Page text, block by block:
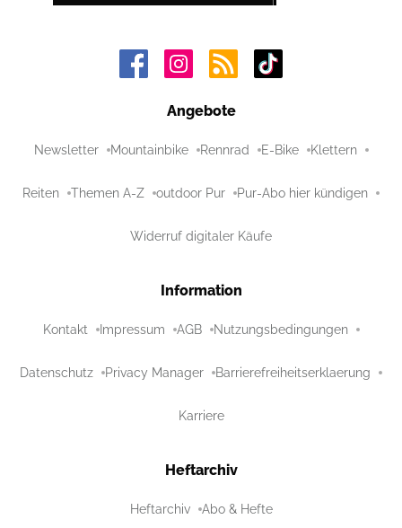
Angebote
Newsletter Mountainbike Rennrad E-Bike Klettern
Reiten Themen A-Z outdoor Pur Pur-Abo hier kündigen
Widerruf digitaler Käufe
Information
Kontakt Impressum AGB Nutzungsbedingungen
Datenschutz Privacy Manager Barrierefreiheitserklaerung
Karriere
Heftarchiv
Heftarchiv Abo & Hefte